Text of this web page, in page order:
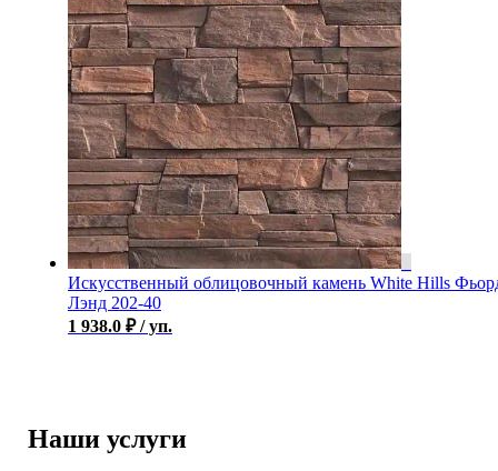
Искусственный облицовочный камень White Hills
Лэнд 202-40
1 938.0 ₽ / уп.
Наши услуги